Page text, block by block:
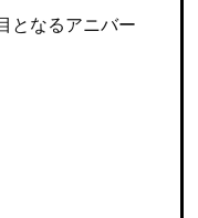
となるアニバー